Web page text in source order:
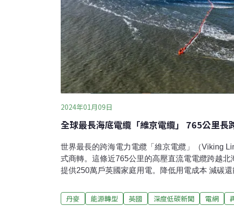
2024年01月09日
全球最長海底電纜「維京電纜」 765公里長
世界最長的跨海電力電纜「維京電纜」（Viking
式商轉。這條近765公里的高壓直流電電纜跨越北
提供250萬戶英國家庭用電。降低用電成本 減碳
未來一年內將逐步提升至1.4GW。總經費達17億
的維京電纜由英國國家電網（National Grid）與丹
丹麥 能源轉型 英國 深度低碳新聞 電網